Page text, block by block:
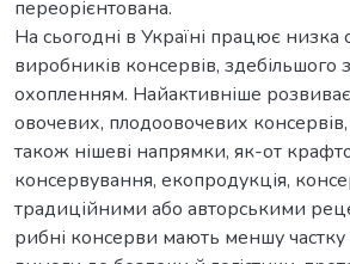
переорієнтована.
На сьогодні в Україні працює низка
виробників консервів, здебільшого
охопленням. Найактивніше
овочевих, плодоовочевих консервів,
також нішеві напрямки, як-от
консервування, екопродукція,
традиційними або авторськими
рибні консерви мають меншу частку